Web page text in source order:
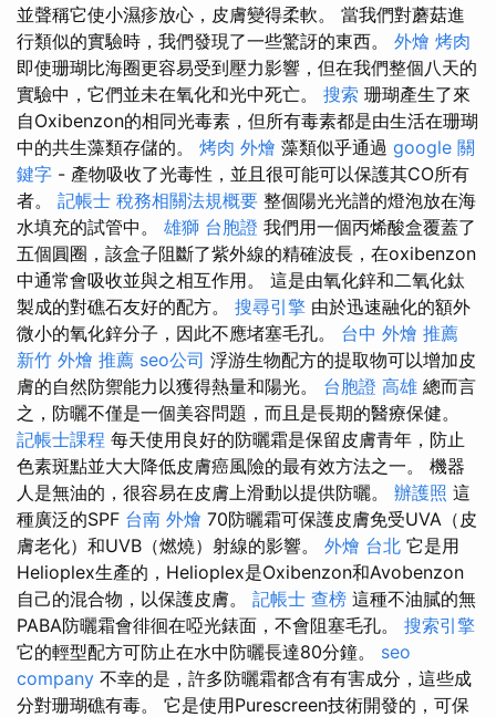
並聲稱它使小濕疹放心，皮膚變得柔軟。 當我們對蘑菇進
行類似的實驗時，我們發現了一些驚訝的東西。 外燴 烤肉
即使珊瑚比海圈更容易受到壓力影響，但在我們整個八天的
實驗中，它們並未在氧化和光中死亡。 搜索 珊瑚產生了來
自Oxibenzon的相同光毒素，但所有毒素都是由生活在珊瑚
中的共生藻類存儲的。 烤肉 外燴 藻類似乎通過 google 關
鍵字 - 產物吸收了光毒性，並且很可能可以保護其CO所有
者。 記帳士 稅務相關法規概要 整個陽光光譜的燈泡放在海
水填充的試管中。 雄獅 台胞證 我們用一個丙烯酸盒覆蓋了
五個圓圈，該盒子阻斷了紫外線的精確波長，在oxibenzon
中通常會吸收並與之相互作用。 這是由氧化鋅和二氧化鈦
製成的對礁石友好的配方。 搜尋引擎 由於迅速融化的額外
微小的氧化鋅分子，因此不應堵塞毛孔。 台中 外燴 推薦
新竹 外燴 推薦 seo公司 浮游生物配方的提取物可以增加皮
膚的自然防禦能力以獲得熱量和陽光。 台胞證 高雄 總而言
之，防曬不僅是一個美容問題，而且是長期的醫療保健。
記帳士課程 每天使用良好的防曬霜是保留皮膚青年，防止
色素斑點並大大降低皮膚癌風險的最有效方法之一。 機器
人是無油的，很容易在皮膚上滑動以提供防曬。 辦護照 這
種廣泛的SPF 台南 外燴 70防曬霜可保護皮膚免受UVA（皮
膚老化）和UVB（燃燒）射線的影響。 外燴 台北 它是用
Helioplex生產的，Helioplex是Oxibenzon和Avobenzon
自己的混合物，以保護皮膚。 記帳士 查榜 這種不油膩的無
PABA防曬霜會徘徊在啞光錶面，不會阻塞毛孔。 搜索引擎
它的輕型配方可防止在水中防曬長達80分鐘。 seo
company 不幸的是，許多防曬霜都含有有害成分，這些成
分對珊瑚礁有毒。 它是使用Purescreen技術開發的，可保